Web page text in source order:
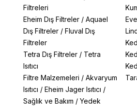
Filtreleri
Eheim Dış Filtreler / Aquael
Dış Filtreler / Fluval Dış
Filtreler
Tetra Dış Filtreler / Tetra
Isıtıcı
Filtre Malzemeleri / Akvaryum
Isıtıcı / Eheim Jager Isıtıcı /
Sağlık ve Bakım / Yedek